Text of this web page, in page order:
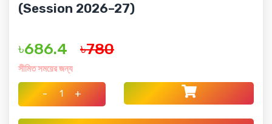
(Session 2026–27)
৳686.4 ৳780
সীমিত সময়ের জন্য
- +